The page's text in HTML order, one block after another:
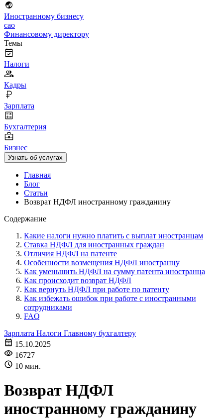
Иностранному бизнесу
cao
Финансовому директору
Темы
Налоги
Кадры
Зарплата
Бухгалтерия
Бизнес
Узнать об услугах
Главная
Блог
Статьи
Возврат НДФЛ иностранному гражданину
Содержание
Какие налоги нужно платить с выплат иностранцам
Ставка НДФЛ для иностранных граждан
Отличия НДФЛ на патенте
Особенности возмещения НДФЛ иностранцу
Как уменьшить НДФЛ на сумму патента иностранца
Как происходит возврат НДФЛ
Как вернуть НДФЛ при работе по патенту
Как избежать ошибок при работе с иностранными
сотрудниками
FAQ
Зарплата Налоги Главному бухгалтеру
15.10.2025
16727
10 мин.
Возврат НДФЛ
иностранному гражданину